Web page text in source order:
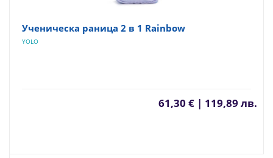
Ученическа раница 2 в 1 Rainbow
YOLO
61,30 € | 119,89 лв.